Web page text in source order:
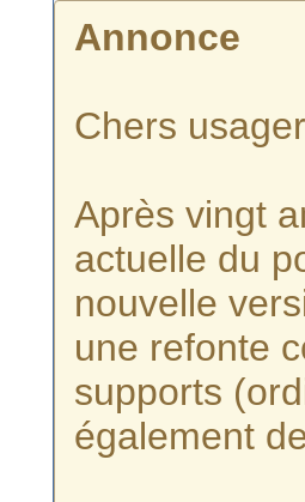
Annonce
Chers
Après vingt
actuelle du
nouvelle
une refonte
supports
également